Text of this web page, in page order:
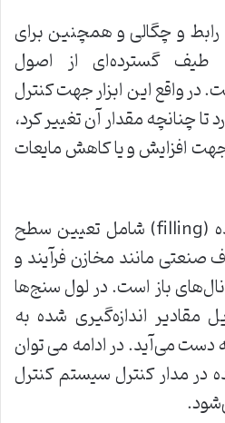
رابط و چگالی و همچنین برای
گسترده‌ای از اصول
در واقع این ابزار جهت کنترل
تا چنانچه مقدار آن تغییر کرد،
افزایش و یا کاهش مایعات
اندازه‌گیری سطح پرشونده (filling) شامل تعیین سطح
صنعتی مانند مخازن فرآیند و
باز است. در لول‌ سنج‌ها
مقادیر اندازه‌گیری شده به
دست می‌آید. در ادامه می توان
در مدار کنترل سیستم کنترل